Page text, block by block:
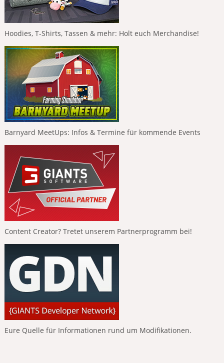
Hoodies, T-Shirts, Tassen & mehr: Holt euch Merchandise!
Barnyard MeetUps: Infos & Termine für kommende Events
Content Creator? Tretet unserem Partnerprogramm bei!
Eure Quelle für Informationen rund um Modifikationen.